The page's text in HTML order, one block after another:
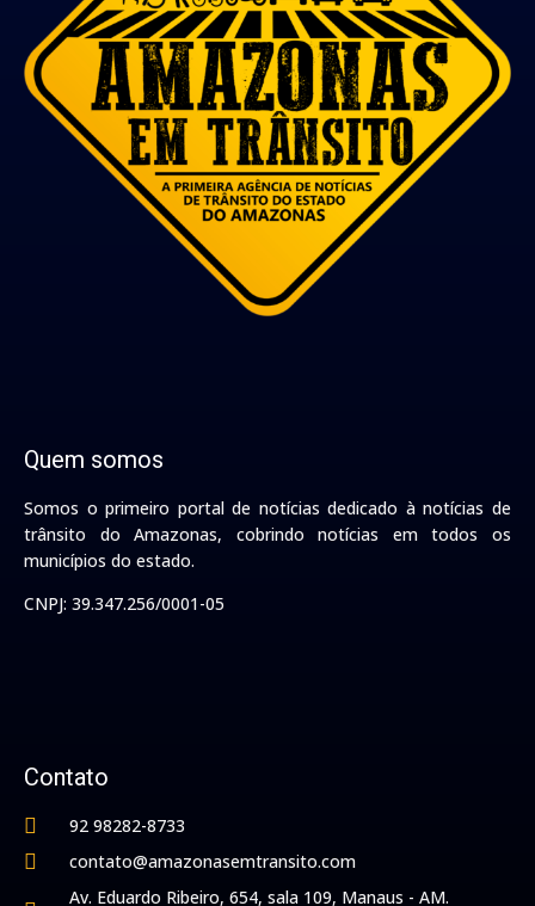
Quem somos
Somos o primeiro portal de notícias dedicado à notícias de
trânsito do Amazonas, cobrindo notícias em todos os
municípios do estado.
CNPJ: 39.347.256/0001-05
Contato
92 98282-8733
contato@amazonasemtransito.com
Av. Eduardo Ribeiro, 654, sala 109, Manaus - AM.